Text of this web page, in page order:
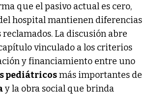
que el pasivo actual es cero,
hospital mantienen diferencias
reclamados. La discusión abre
vinculado a los criterios
y financiamiento entre uno
pediátricosmás importantes de
y la obra social que brinda